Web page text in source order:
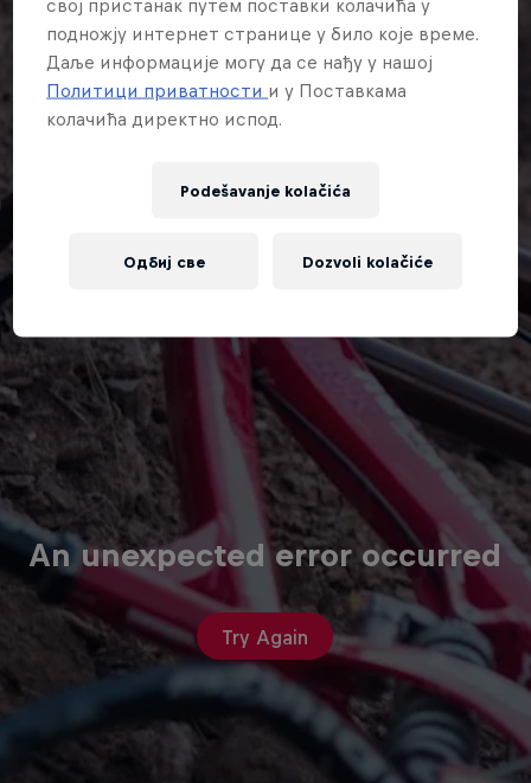
An unexpected error occurred
Try Again
свој пристанак путем поставки колачића у
подножју интернет странице у било које време.
Даље информације могу да се нађу у нашој
Политици приватности и у Поставкама
колачића директно испод.
Podešavanje kolačića
Одбиј све Dozvoli kolačiće